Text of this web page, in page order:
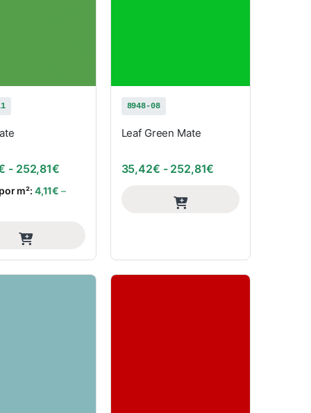
desde 35,42€ hasta 252,81€
- 252,81€Rango de precios: desde 35,42€ hasta 252,81€
m²: 4,11€ –
8948-08
Leaf Green Mate
35,42€ - 252,81€